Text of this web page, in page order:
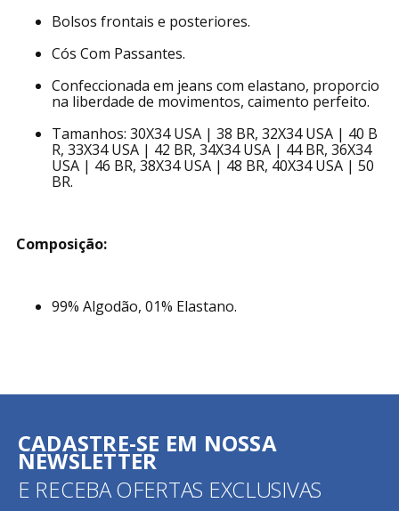
Bolsos frontais e posteriores.
Cós Com Passantes.
Confeccionada em jeans com elastano, proporcio
na liberdade de movimentos, caimento perfeito.
Tamanhos: 30X34 USA | 38 BR, 32X34 USA | 40 B
R, 33X34 USA | 42 BR, 34X34 USA | 44 BR, 36X34
USA | 46 BR, 38X34 USA | 48 BR, 40X34 USA | 50
BR.
Composição:
99% Algodão, 01% Elastano.
CADASTRE-SE EM NOSSA
NEWSLETTER
E RECEBA OFERTAS EXCLUSIVAS